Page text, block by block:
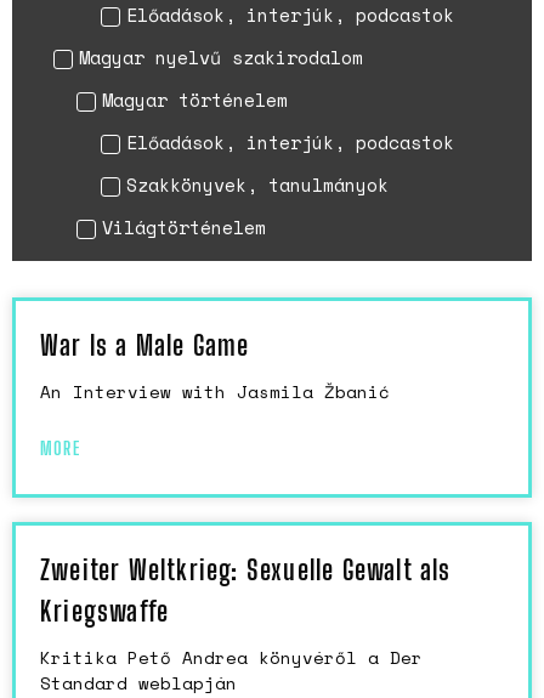
Előadások, interjúk, podcastok
Magyar nyelvű szakirodalom
Magyar történelem
Előadások, interjúk, podcastok
Szakkönyvek, tanulmányok
Világtörténelem
War Is a Male Game
An Interview with Jasmila Žbanić
MORE
Zweiter Weltkrieg: Sexuelle Gewalt als
Kriegswaffe
Kritika Pető Andrea könyvéről a Der
Standard weblapján